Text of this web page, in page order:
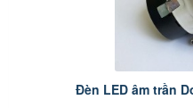
Đèn LED âm trần